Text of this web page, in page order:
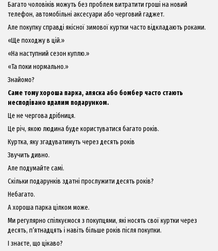
Багато чоловіків можуть без проблем витратити гроші на новий
телефон, автомобільні аксесуари або черговий гаджет.
Але покупку справді якісної зимової куртки часто відкладають роками.
«Ще походжу в цій.»
«На наступний сезон куплю.»
«Та поки нормально.»
Знайомо?
Саме тому хороша парка, аляска або бомбер часто стають
несподівано вдалим подарунком.
Це не чергова дрібниця.
Це річ, якою людина буде користуватися багато років.
Куртка, яку згадуватимуть через десять років
Звучить дивно.
Але подумайте самі.
Скільки подарунків здатні прослужити десять років?
Небагато.
А хороша парка цілком може.
Ми регулярно спілкуємося з покупцями, які носять свої куртки через
десять, п’ятнадцять і навіть більше років після покупки.
І знаєте, що цікаво?